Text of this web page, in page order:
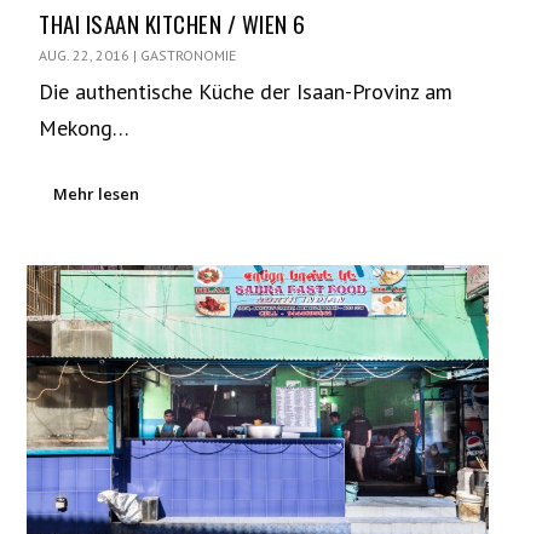
THAI ISAAN KITCHEN / WIEN 6
AUG. 22, 2016 | GASTRONOMIE
Die authentische Küche der Isaan-Provinz am
Mekong…
Mehr lesen